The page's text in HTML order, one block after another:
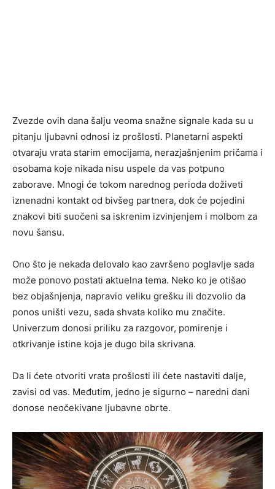
Zvezde ovih dana šalju veoma snažne signale kada su u
pitanju ljubavni odnosi iz prošlosti. Planetarni aspekti
otvaraju vrata starim emocijama, nerazjašnjenim pričama i
osobama koje nikada nisu uspele da vas potpuno
zaborave. Mnogi će tokom narednog perioda doživeti
iznenadni kontakt od bivšeg partnera, dok će pojedini
znakovi biti suočeni sa iskrenim izvinjenjem i molbom za
novu šansu.
Ono što je nekada delovalo kao završeno poglavlje sada
može ponovo postati aktuelna tema. Neko ko je otišao
bez objašnjenja, napravio veliku grešku ili dozvolio da
ponos uništi vezu, sada shvata koliko mu značite.
Univerzum donosi priliku za razgovor, pomirenje i
otkrivanje istine koja je dugo bila skrivana.
Da li ćete otvoriti vrata prošlosti ili ćete nastaviti dalje,
zavisi od vas. Međutim, jedno je sigurno – naredni dani
donose neočekivane ljubavne obrte.